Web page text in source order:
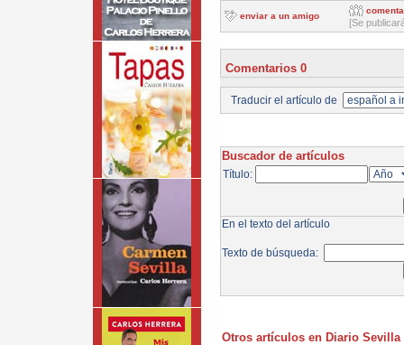
enviar a un amigo
[Se
Comentarios 0
Traducir el artículo de
Buscador de artículos
Título:
En el texto del artículo
Texto de búsqueda:
Otros artículos en Diario Sevilla